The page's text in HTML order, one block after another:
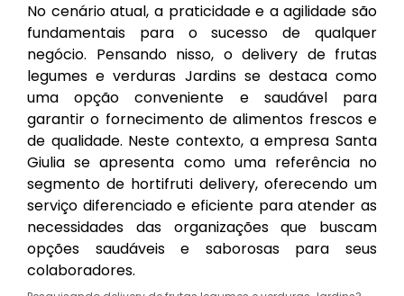
No cenário atual, a praticidade e a agilidade são
fundamentais para o sucesso de qualquer
negócio. Pensando nisso, o delivery de frutas
legumes e verduras Jardins se destaca como
uma opção conveniente e saudável para
garantir o fornecimento de alimentos frescos e
de qualidade. Neste contexto, a empresa Santa
Giulia se apresenta como uma referência no
segmento de hortifruti delivery, oferecendo um
serviço diferenciado e eficiente para atender as
necessidades das organizações que buscam
opções saudáveis e saborosas para seus
colaboradores.